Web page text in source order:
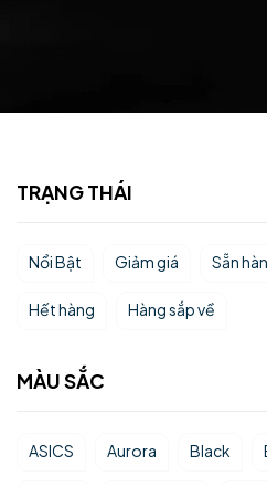
TRẠNG THÁI
Nổi Bật Giảm giá Sẵn
Hết hàng Hàng sắp về
MÀU SẮC
ASICS Aurora Black